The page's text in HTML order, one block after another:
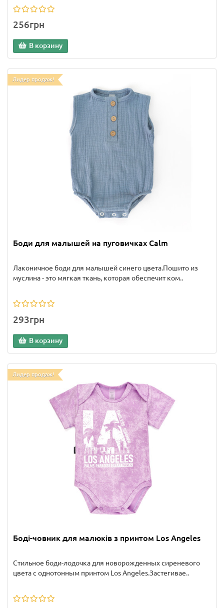
256грн
В корзину
Лидер продаж!
Боди для малышей на пуговичках Calm
Лаконичное боди для малышей синего цвета.Пошито из
муслина - это мягкая ткань, которая обеспечит ком..
293грн
В корзину
Лидер продаж!
Боді-човник для малюків з принтом Los Angeles
Стильное боди-лодочка для новорожденных сиреневого
цвета с однотонным принтом Los Angeles.Застегивае..